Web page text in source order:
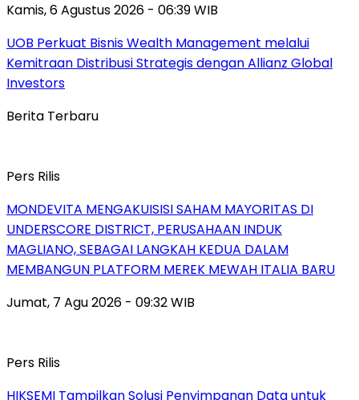
Kamis, 6 Agustus 2026 - 06:39 WIB
UOB Perkuat Bisnis Wealth Management melalui
Kemitraan Distribusi Strategis dengan Allianz Global
Investors
Berita Terbaru
Pers Rilis
MONDEVITA MENGAKUISISI SAHAM MAYORITAS DI
UNDERSCORE DISTRICT, PERUSAHAAN INDUK
MAGLIANO, SEBAGAI LANGKAH KEDUA DALAM
MEMBANGUN PLATFORM MEREK MEWAH ITALIA BARU
Jumat, 7 Agu 2026 - 09:32 WIB
Pers Rilis
HIKSEMI Tampilkan Solusi Penyimpanan Data untuk